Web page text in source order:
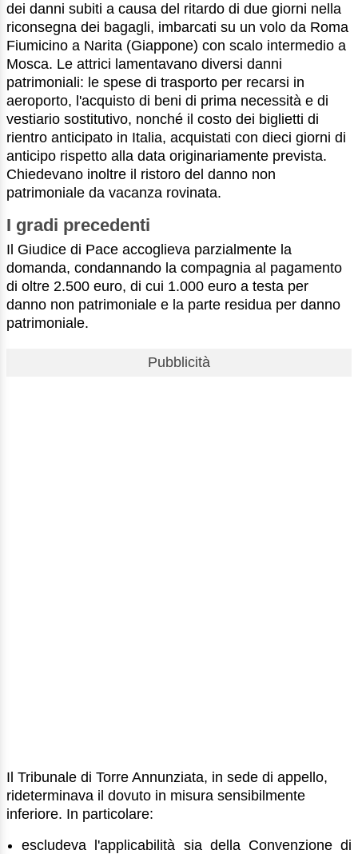
dei danni subiti a causa del ritardo di due giorni nella
riconsegna dei bagagli, imbarcati su un volo da Roma
Fiumicino a Narita (Giappone) con scalo intermedio a
Mosca. Le attrici lamentavano diversi danni
patrimoniali: le spese di trasporto per recarsi in
aeroporto, l'acquisto di beni di prima necessità e di
vestiario sostitutivo, nonché il costo dei biglietti di
rientro anticipato in Italia, acquistati con dieci giorni di
anticipo rispetto alla data originariamente prevista.
Chiedevano inoltre il ristoro del danno non
patrimoniale da vacanza rovinata.
I gradi precedenti
Il Giudice di Pace accoglieva parzialmente la
domanda, condannando la compagnia al pagamento
di oltre 2.500 euro, di cui 1.000 euro a testa per
danno non patrimoniale e la parte residua per danno
patrimoniale.
Pubblicità
Il Tribunale di Torre Annunziata, in sede di appello,
rideterminava il dovuto in misura sensibilmente
inferiore. In particolare:
escludeva l'applicabilità sia della Convenzione di